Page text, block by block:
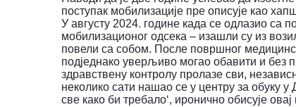
поступак мобилизације пре описује као
У августу 2024. године када се одлазио са
мобилизационог одсека – изашли су из
повели са собом. После површног
подједнако уверљиво могао обавити и без
здравствену контролу пролазе сви,
неколико сати нашао се у центру за обуку у
све како би требало‘, иронично обисује овај